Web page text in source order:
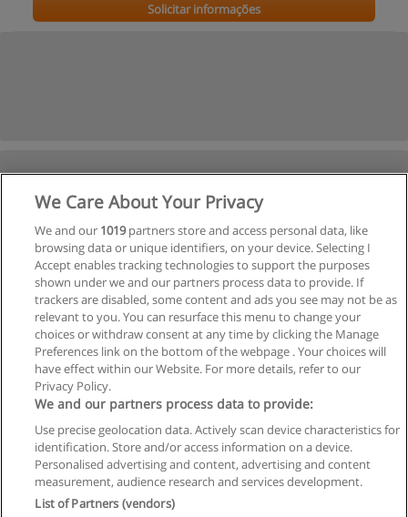
Solicitar informações
Regras de uso
Privacidade de dados
We Care About Your Privacy
We and our 1019partners store and access personal data, like
browsing data or unique identifiers, on your device. Selecting I
Accept enables tracking technologies to support the purposes
shown under we and our partners process data to provide. If
trackers are disabled, some content and ads you see may not be as
relevant to you. You can resurface this menu to change your
choices or withdraw consent at any time by clicking the Manage
Preferences link on the bottom of the webpage . Your choices will
have effect within our Website. For more details, refer to our
Privacy Policy.
We and our partners process data to provide:
Use precise geolocation data. Actively scan device characteristics for
identification. Store and/or access information on a device.
Personalised advertising and content, advertising and content
measurement, audience research and services development.
List of Partners (vendors)